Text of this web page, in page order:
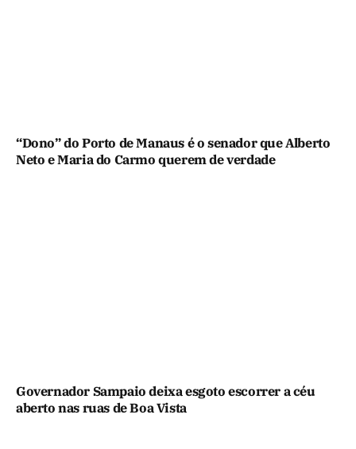
“Dono” do Porto de Manaus é o senador que Alberto
Neto e Maria do Carmo querem de verdade
Governador Sampaio deixa esgoto escorrer a céu
aberto nas ruas de Boa Vista